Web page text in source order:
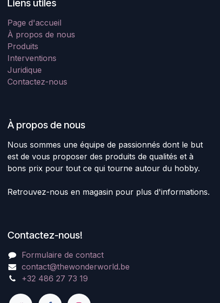
Liens utiles
Page d'accueil
À propos de nous
Produits
Interventions
Juridique
Contactez-nous
À propos de nous
Nous sommes une équipe de passionnés dont le but
est de vous proposer des produits de qualités et à
bons prix pour tout ce qui tourne autour du hobby.
Retrouvez-nous en magasin pour plus d'informations.
Contactez-nous!
Formulaire de contact
contact@thewonderworld.be
+32 486 27 73 19